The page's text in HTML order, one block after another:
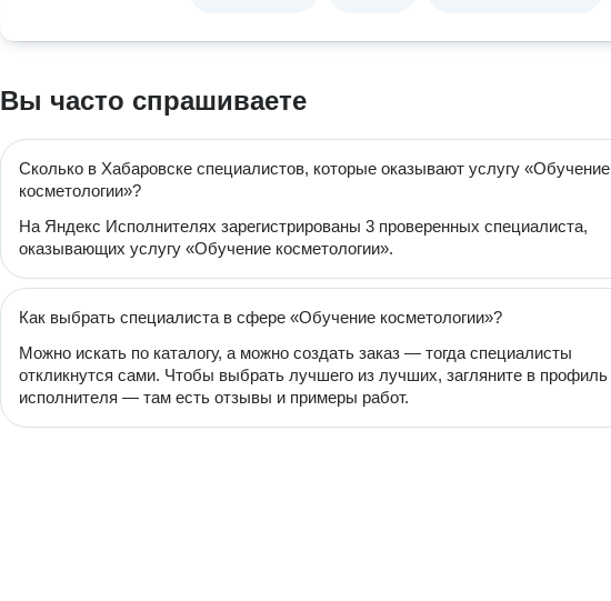
Вы часто спрашиваете
Сколько в Хабаровске специалистов, которые оказывают услугу «Обучение
косметологии»?
На Яндекс Исполнителях зарегистрированы 3 проверенных специалиста,
оказывающих услугу «Обучение косметологии».
Как выбрать специалиста в сфере «Обучение косметологии»?
Можно искать по каталогу, а можно создать заказ — тогда специалисты
откликнутся сами. Чтобы выбрать лучшего из лучших, загляните в профиль
исполнителя — там есть отзывы и примеры работ.